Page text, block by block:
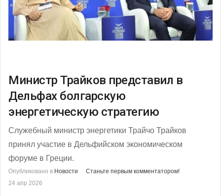
Министр Трайков представил в
Дельфах болгарскую
энергетическую стратегию
Служебный министр энергетики Трайчо Трайков
принял участие в Дельфийском экономическом
форуме в Греции.
Опубликовано в Новости
Станьте первым комментатором!
24 апр 2026